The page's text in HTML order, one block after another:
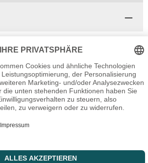
Vertrag widerrufen